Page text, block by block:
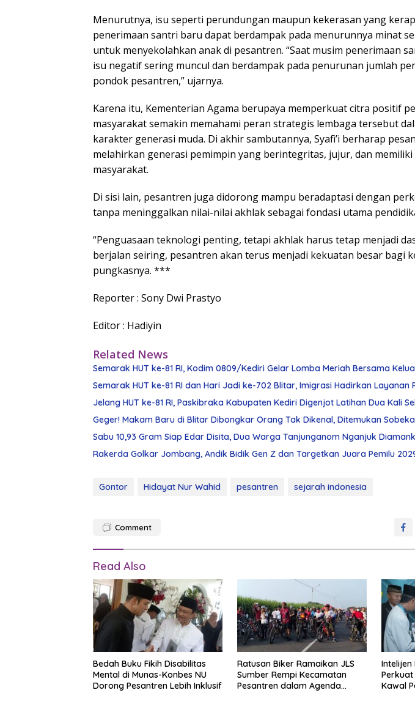
Menurutnya, isu seperti perundungan maupun kekerasan yang
penerimaan santri baru dapat berdampak pada menurunnya minat
untuk menyekolahkan anak di pesantren. “Saat musim penerimaan
isu negatif sering muncul dan berdampak pada penurunan jumlah
pondok pesantren,” ujarnya.
Karena itu, Kementerian Agama berupaya memperkuat citra positif
masyarakat semakin memahami peran strategis lembaga tersebut
karakter generasi muda. Di akhir sambutannya, Syafi’i berharap
melahirkan generasi pemimpin yang berintegritas, jujur, dan
masyarakat.
Di sisi lain, pesantren juga didorong mampu beradaptasi dengan
tanpa meninggalkan nilai-nilai akhlak sebagai fondasi utama
“Penguasaan teknologi penting, tetapi akhlak harus tetap menjadi
berjalan seiring, pesantren akan terus menjadi kekuatan besar bagi
pungkasnya. ***
Reporter : Sony Dwi Prastyo
Editor : Hadiyin
Related News
Semarak HUT ke-81 RI, Kodim 0809/Kediri Gelar Lomba Meriah Bersama
Semarak HUT ke-81 RI dan Hari Jadi ke-702 Blitar, Imigrasi Hadirkan Layanan
Jelang HUT ke-81 RI, Paskibraka Kabupaten Kediri Digenjot Latihan Dua Kali
Geger! Makam Baru di Blitar Dibongkar Orang Tak Dikenal, Ditemukan
Sabu 10,93 Gram Siap Edar Disita, Dua Warga Tanjunganom Nganjuk
Rakerda Golkar Jombang, Andik Bidik Gen Z dan Targetkan Juara Pemilu
Gontor Hidayat Nur Wahid pesantren sejarah indonesia
Comment
Read Also
Bedah Buku Fikih Disabilitas
Mental di Munas-Konbes NU
Dorong Pesantren Lebih Inklusif
Ratusan Biker Ramaikan JLS
Sumber Rempi Kecamatan
Pesantren dalam Agenda
Intelijen
Perkuat
Kawal